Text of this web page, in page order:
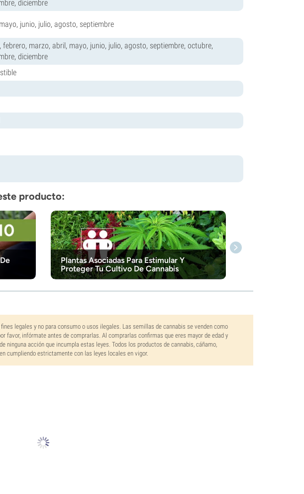
diciembre
junio, julio, agosto, septiembre
febrero, marzo, abril, mayo, junio, julio, agosto, septiembre, octubre,
diciembre
producto:
Plantas Asociadas Para Estimular Y
Proteger Tu Cultivo De Cannabis
legales y no para consumo o usos ilegales. Las semillas de cannabis se venden como
favor, infórmate antes de comprarlas. Al comprarlas confirmas que eres mayor de edad y
ninguna acción que incumpla estas leyes. Todos los productos de cannabis, cáñamo,
cumpliendo estrictamente con las leyes locales en vigor.